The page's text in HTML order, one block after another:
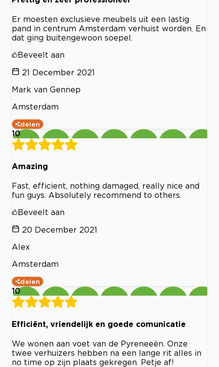
Er moesten exclusieve meubels uit een lastig
pand in centrum Amsterdam verhuist worden. En
dat ging buitengewoon soepel.
Beveelt aan
21 December 2021
Mark van Gennep
Amsterdam
delen
10
Amazing
Fast, efficient, nothing damaged, really nice and
fun guys. Absolutely recommend to others.
Beveelt aan
20 December 2021
Alex
Amsterdam
delen
10
Efficiënt, vriendelijk en goede comunicatie
We wonen aan voet van de Pyreneeën. Onze
twee verhuizers hebben na een lange rit alles in
no time op zijn plaats gekregen. Petje af!